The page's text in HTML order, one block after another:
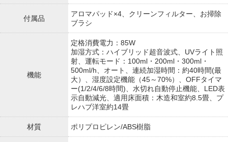
付属品
アロマパッド×4、クリーンフィルター、お掃除
ブラシ
機能
定格消費電力：85W
加湿方式：ハイブリッド超音波式、UVライト照
射、運転モード：100ml・200ml・300ml・
500ml/h、オート、連続加湿時間：約40時間(最
大）、湿度設定機能（45～70%）、OFFタイマ
ー(1/2/4/6/8時間)、水切れ自動停止機能、LED表
示自動減光、適用床面積：木造和室約8.5畳、プ
レハブ洋室約14畳
材質 ポリプロピレン/ABS樹脂